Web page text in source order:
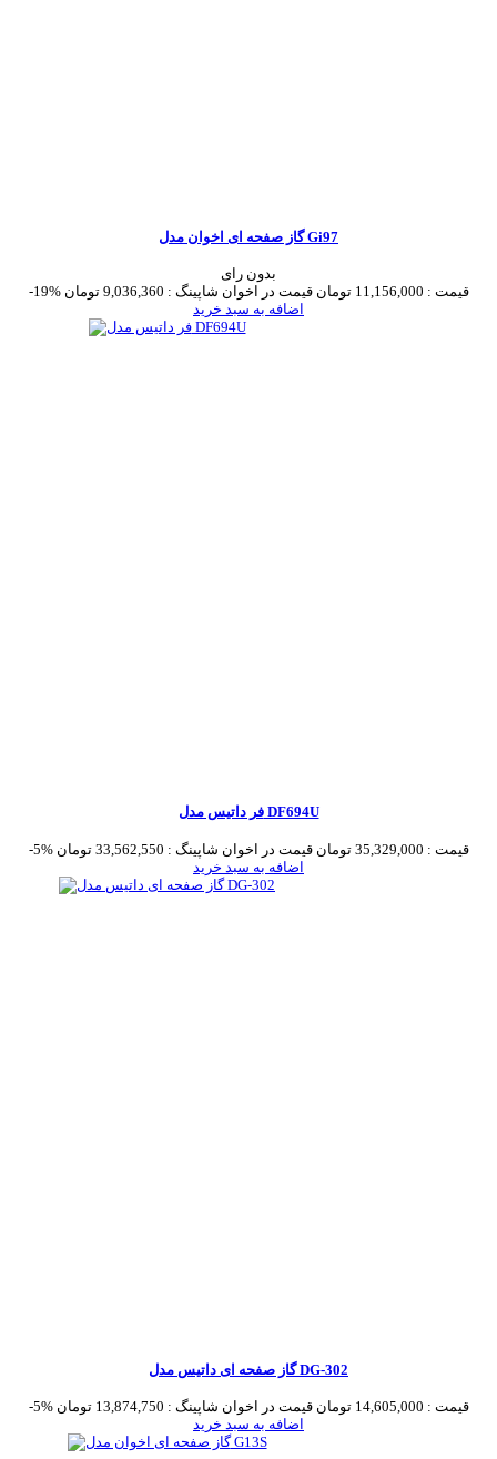
گاز صفحه ای اخوان مدل Gi97
بدون رای
-19%
قیمت : 11,156,000 تومان قیمت در اخوان شاپینگ : 9,036,360 تومان
اضافه به سبد خرید
فر داتیس مدل DF694U
-5% قیمت : 35,329,000 تومان قیمت در اخوان شاپینگ : 33,562,550 تومان
اضافه به سبد خرید
گاز صفحه ای داتیس مدل DG-302
-5% قیمت : 14,605,000 تومان قیمت در اخوان شاپینگ : 13,874,750 تومان
اضافه به سبد خرید